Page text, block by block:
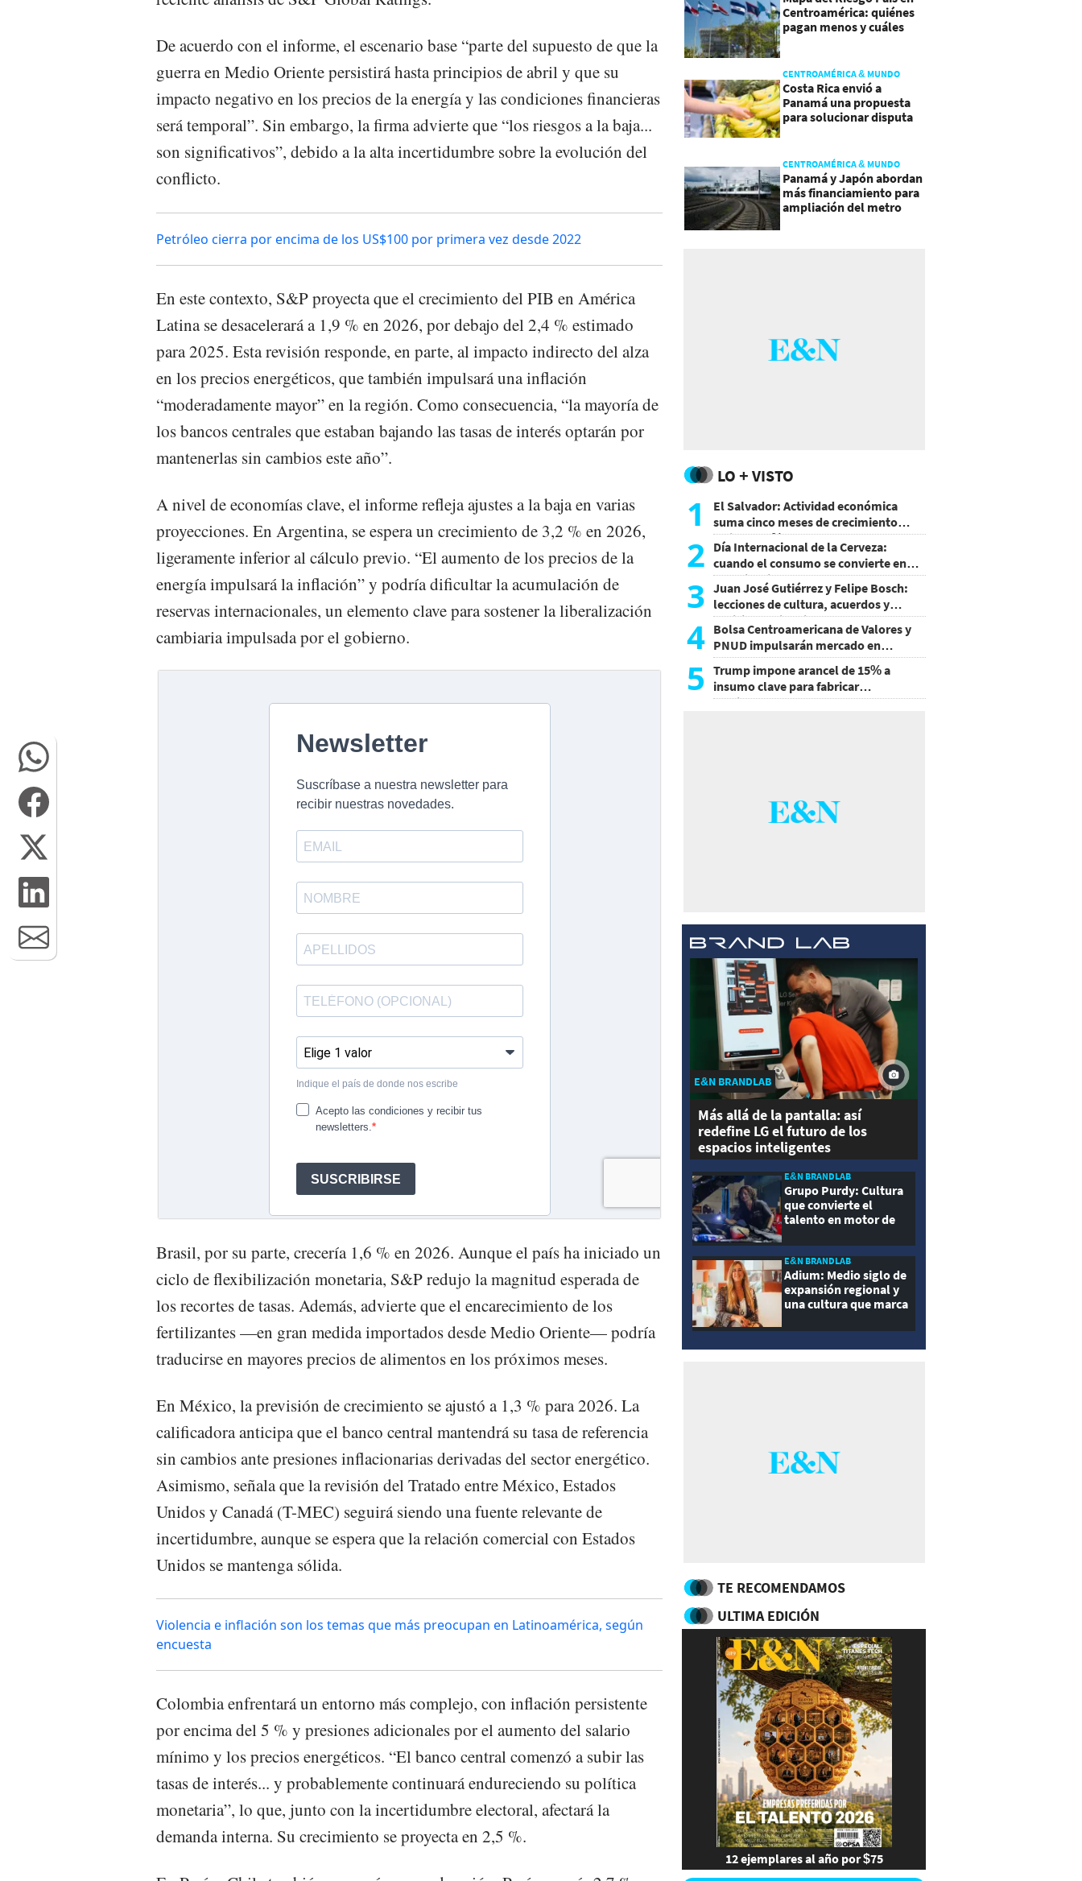
De acuerdo con el informe, el escenario base “parte del supuesto de que la
guerra en Medio Oriente persistirá hasta principios de abril y que su
impacto negativo en los precios de la energía y las condiciones financieras
será temporal”. Sin embargo, la firma advierte que “los riesgos a la baja...
son significativos”, debido a la alta incertidumbre sobre la evolución del
conflicto.
Petróleo cierra por encima de los US$100 por primera vez desde 2022
En este contexto, S&P proyecta que el crecimiento del PIB en América
Latina se desacelerará a 1,9 % en 2026, por debajo del 2,4 % estimado
para 2025. Esta revisión responde, en parte, al impacto indirecto del alza
en los precios energéticos, que también impulsará una inflación
“moderadamente mayor” en la región. Como consecuencia, “la mayoría de
los bancos centrales que estaban bajando las tasas de interés optarán por
mantenerlas sin cambios este año”.
A nivel de economías clave, el informe refleja ajustes a la baja en varias
proyecciones. En Argentina, se espera un crecimiento de 3,2 % en 2026,
ligeramente inferior al cálculo previo. “El aumento de los precios de la
energía impulsará la inflación” y podría dificultar la acumulación de
reservas internacionales, un elemento clave para sostener la liberalización
cambiaria impulsada por el gobierno.
Brasil, por su parte, crecería 1,6 % en 2026. Aunque el país ha iniciado un
ciclo de flexibilización monetaria, S&P redujo la magnitud esperada de
los recortes de tasas. Además, advierte que el encarecimiento de los
fertilizantes —en gran medida importados desde Medio Oriente— podría
traducirse en mayores precios de alimentos en los próximos meses.
En México, la previsión de crecimiento se ajustó a 1,3 % para 2026. La
calificadora anticipa que el banco central mantendrá su tasa de referencia
sin cambios ante presiones inflacionarias derivadas del sector energético.
Asimismo, señala que la revisión del Tratado entre México, Estados
Unidos y Canadá (T-MEC) seguirá siendo una fuente relevante de
incertidumbre, aunque se espera que la relación comercial con Estados
Unidos se mantenga sólida.
Violencia e inflación son los temas que más preocupan en Latinoamérica, según
encuesta
Colombia enfrentará un entorno más complejo, con inflación persistente
por encima del 5 % y presiones adicionales por el aumento del salario
mínimo y los precios energéticos. “El banco central comenzó a subir las
tasas de interés... y probablemente continuará endureciendo su política
monetaria”, lo que, junto con la incertidumbre electoral, afectará la
demanda interna. Su crecimiento se proyecta en 2,5 %.
Centroamérica: quiénes
pagan menos y cuáles
CENTROAMÉRICA & MUNDO
Costa Rica envió a
Panamá una propuesta
para solucionar disputa
CENTROAMÉRICA & MUNDO
Panamá y Japón abordan
más financiamiento para
ampliación del metro
LO + VISTO
1
El Salvador: Actividad económica
suma cinco meses de crecimiento
arriba de 4%
2 Día Internacional de la Cerveza:
cuando el consumo se convierte en
experiencia
3 Juan José Gutiérrez y Felipe Bosch:
lecciones de cultura, acuerdos y
decisiones sin miedo
4 Bolsa Centroamericana de Valores y
PNUD impulsarán mercado en
Honduras
5
Trump impone arancel de 15% a
insumo clave para fabricar
semiconductores y paneles
E&N BRANDLAB
Más allá de la pantalla: así
redefine LG el futuro de los
espacios inteligentes
E&N BRANDLAB
Grupo Purdy: Cultura
que convierte el
talento en motor de
E&N BRANDLAB
Adium: Medio siglo de
expansión regional y
una cultura que marca
TE RECOMENDAMOS
ULTIMA EDICIÓN
12 ejemplares al año por $75